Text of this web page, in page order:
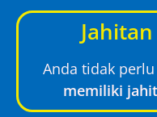
Anda tidak
memiliki